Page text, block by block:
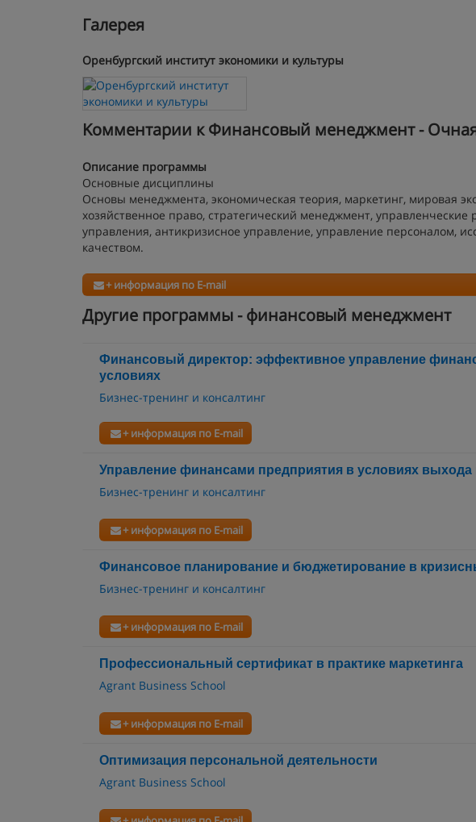
Галерея
Оренбургский институт экономики и культуры
Kомментарии к Финансовый менеджмент -
Описание программы
Основные дисциплины
Основы менеджмента, экономическая теория, маркетинг, мировая
хозяйственное право, стратегический менеджмент,
управления, антикризисное управление, управление персоналом,
качеством.
+ информация по E-mail
Другие программы - финансовый менеджмент
Финансовый директор: эффективное управление
условиях
Бизнес-тренинг и консалтинг
+ информация по E-mail
Управление финансами предприятия в условиях выхода
Бизнес-тренинг и консалтинг
+ информация по E-mail
Финансовое планирование и бюджетирование в
Бизнес-тренинг и консалтинг
+ информация по E-mail
Профессиональный сертификат в практике маркетинга
Agrant Business School
+ информация по E-mail
Оптимизация персональной деятельности
Agrant Business School